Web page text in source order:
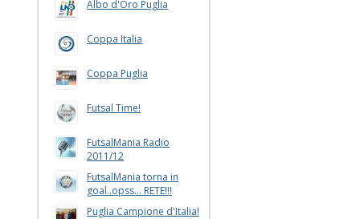
Albo d'Oro Puglia
Coppa Italia
Coppa Puglia
Futsal Time!
FutsalMania Radio
2011/12
FutsalMania torna in
goal..opss... RETE!!!
Puglia Campione d'Italia!